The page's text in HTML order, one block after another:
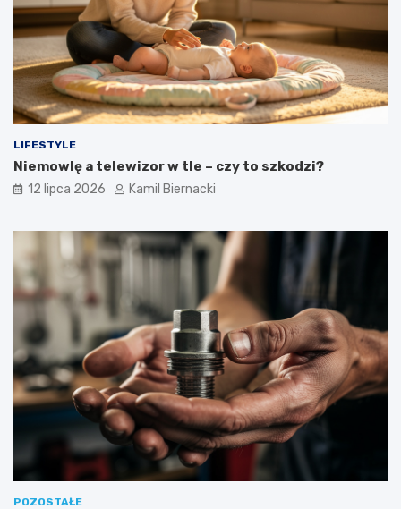
LIFESTYLE
Niemowlę a telewizor w tle – czy to szkodzi?
12 lipca 2026 Kamil Biernacki
POZOSTAŁE